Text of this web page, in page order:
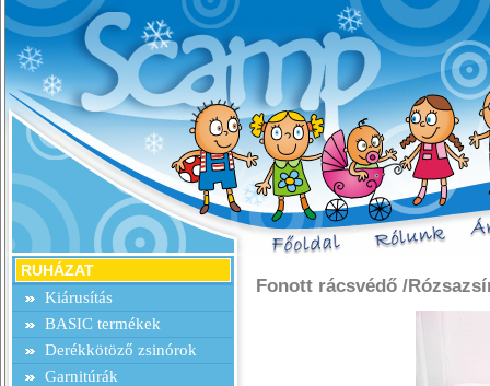
RUHÁZAT
Kiárusítás
BASIC termékek
Derékkötöző zsinórok
Garnitúrák
Fonott rácsvédő /